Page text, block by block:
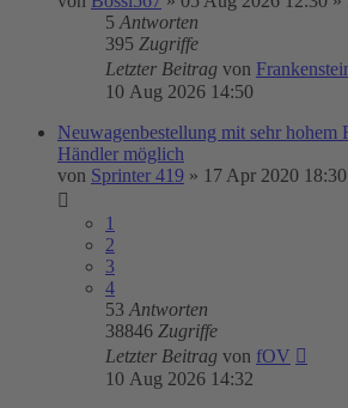
5 Antworten
395 Zugriffe
Letzter Beitrag von
10 Aug 2026 14:50
Neuwagenbestellung mit sehr hohem
Händler möglich
von Sprinter 419 » 17 Apr 2020 18:30
1
2
3
4
53 Antworten
38846 Zugriffe
Letzter Beitrag von fOV
10 Aug 2026 14:32